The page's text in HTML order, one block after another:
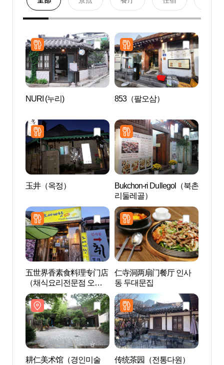
NURI (누리) 853（팔오삼）
玉井（옥정）
Bukchon-ri Dullegol（북촌
리둘레골）
五世界香素食料理专门店
（채식요리전문점 오세
계향）
仁寺洞两扇门餐厅 인사
동 두대문집
耕仁美术馆（경인미술
传统茶园（전통다원）